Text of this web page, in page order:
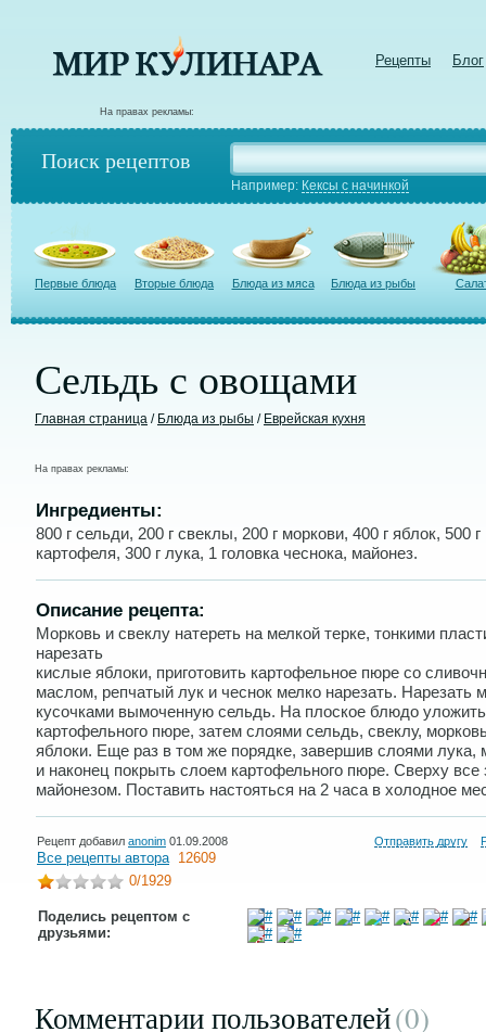
Рецепты Блог
На правах рекламы:
Поиск рецептов
Например: Кексы с начинкой
Первые блюда Вторые блюда Блюда из мяса Блюда из рыбы
Сельдь с овощами
Главная страница / Блюда из рыбы / Еврейская кухня
На правах рекламы:
Ингредиенты:
800 г сельди, 200 г свеклы, 200 г моркови, 400 г яблок, 500 г
картофеля, 300 г лука, 1 головка чеснока, майонез.
Описание рецепта:
Морковь и свеклу натереть на мелкой терке, тонкими
нарезать
кислые яблоки, приготовить картофельное пюре со
маслом, репчатый лук и чеснок мелко нарезать. Нарезать
кусочками вымоченную сельдь. На плоское блюдо
картофельного пюре, затем слоями сельдь, свеклу,
яблоки. Еще раз в том же порядке, завершив слоями лука,
и наконец покрыть слоем картофельного пюре. Сверху все
майонезом. Поставить настояться на 2 часа в холодное
Рецепт добавил anonim 01.09.2008 Отправить другу
Все рецепты автора 12609
0/1929
Поделись рецептом с
друзьями:
Комментарии пользователей(0)